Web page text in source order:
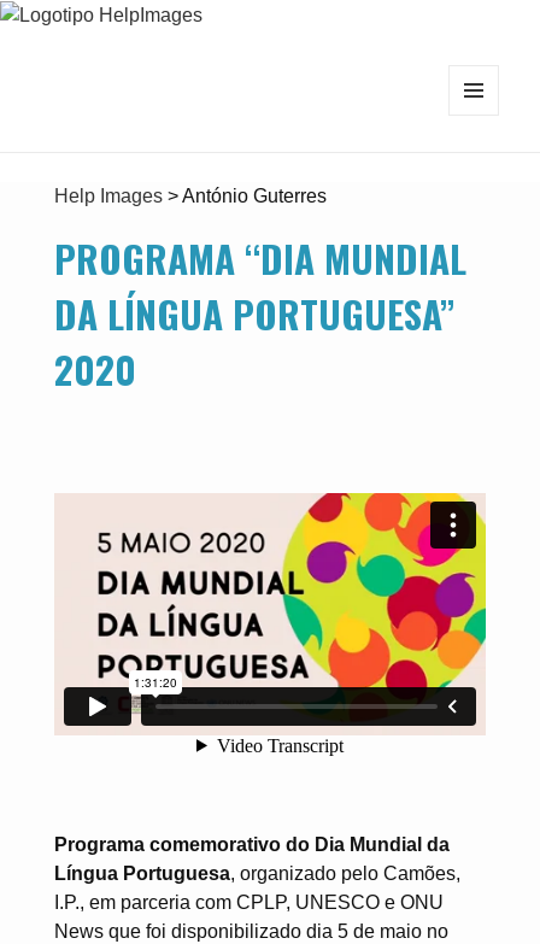
Help Images>António Guterres
PROGRAMA “DIA MUNDIAL
DA LÍNGUA PORTUGUESA”
2020
Programa comemorativo do Dia Mundial da
Língua Portuguesa, organizado pelo Camões,
I.P., em parceria com CPLP, UNESCO e ONU
News que foi disponibilizado dia 5 de maio no